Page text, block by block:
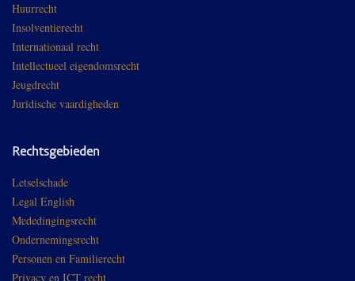
Huurrecht
Insolventierecht
Internationaal recht
Intellectueel eigendomsrecht
Jeugdrecht
Juridische vaardigheden
Rechtsgebieden
Letselschade
Legal English
Mededingingsrecht
Ondernemingsrecht
Personen en Familierecht
Privacy en ICT recht